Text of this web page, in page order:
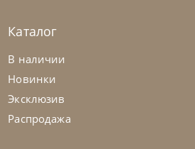
Samoa
Диван Spin
Каталог
В наличии
Новинки
Эксклюзив
Распродажа